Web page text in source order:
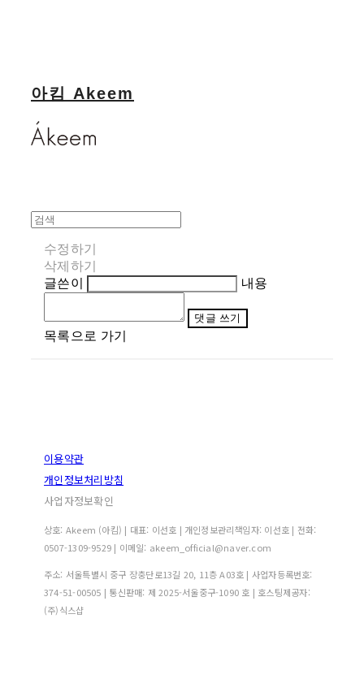
아킴 Akeem
수정하기
삭제하기
글쓴이
내용
댓글 쓰기
목록으로 가기
이용약관
개인정보처리방침
사업자정보확인
상호: Akeem (아킴) | 대표: 이선호 | 개인정보관리책임자: 이선호 | 전화:
0507-1309-9529 | 이메일: akeem_official@naver.com
주소: 서울특별시 중구 장충단로13길 20, 11층 A03호 | 사업자등록번호:
374-51-00505 | 통신판매: 제 2025-서울중구-1090 호 | 호스팅제공자:
(주)식스샵